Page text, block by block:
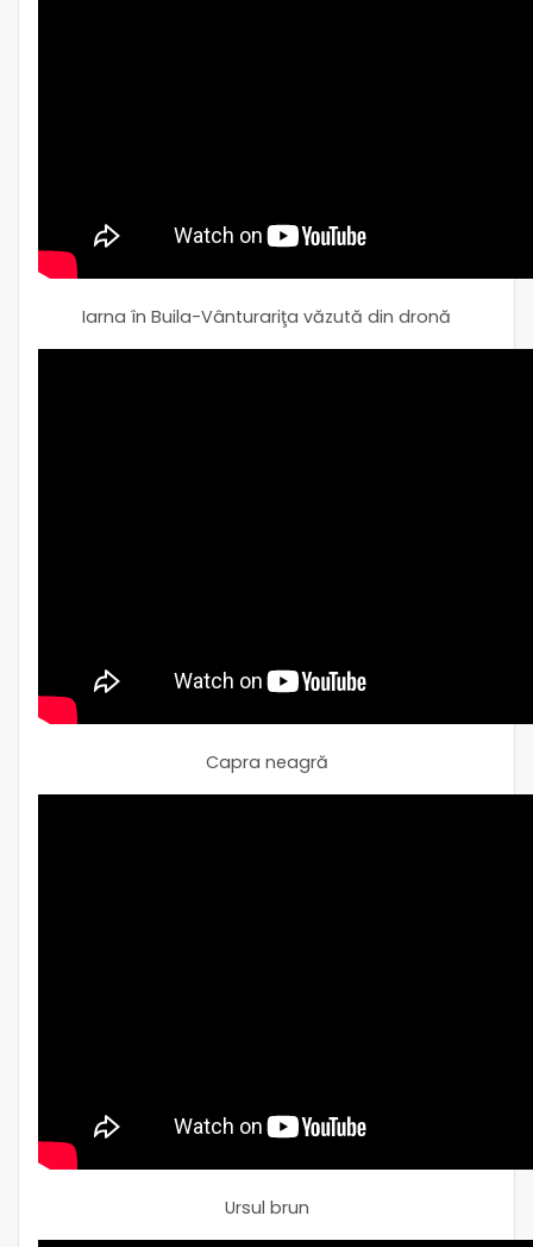
Iarna în Buila-Vânturariţa văzută din dronă
Capra neagră
Ursul brun